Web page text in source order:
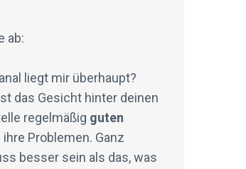
ab:
liegt mir überhaupt?
das Gesicht hinter deinen
regelmäßig guten
Problemen. Ganz
besser sein als das, was